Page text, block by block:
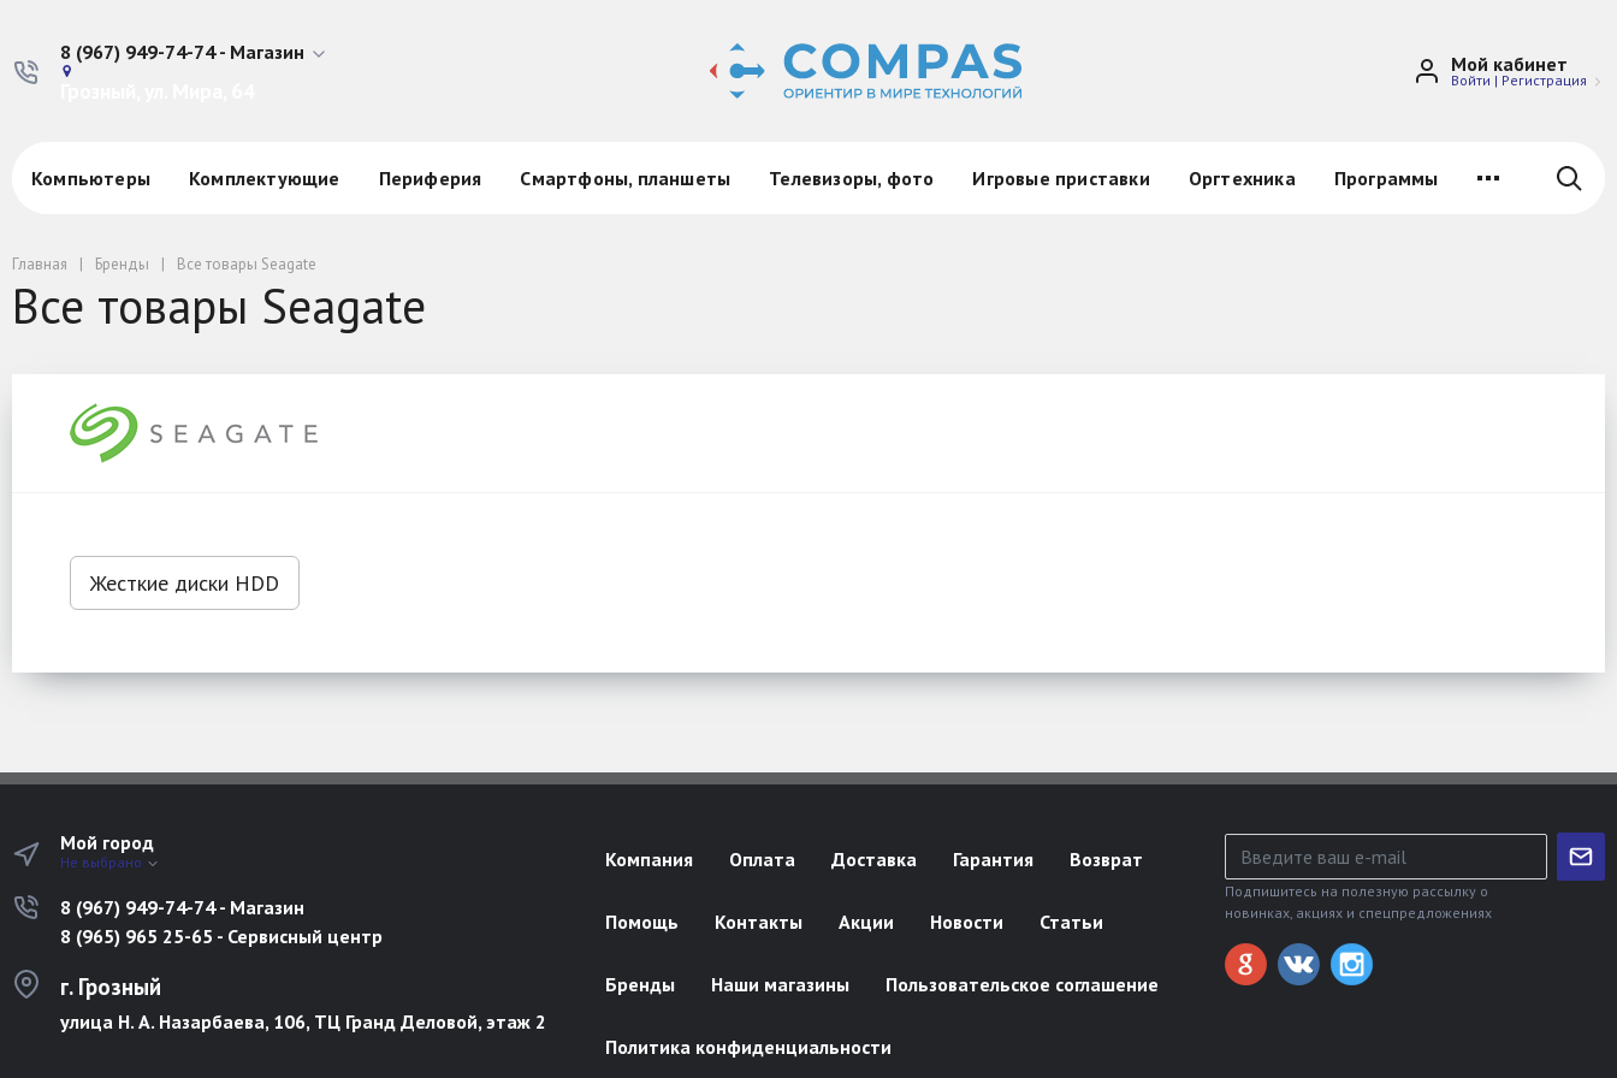
8 (967) 949-74-74 - Магазин Мой кабинет
Войти | Регистрация
Компьютеры Комплектующие Периферия Смартфоны, планшеты Телевизоры, фото Игровые приставки Оргтехника Программы
Главная Бренды Все товары Seagate
Все товары Seagate
Жесткие диски HDD
Мой город
Не выбрано
8 (967) 949-74-74 - Магазин
8 (965) 965 25-65 - Сервисный центр
г. Грозный
улица Н. А. Назарбаева, 106, ТЦ Гранд Деловой, этаж 2
Компания Оплата Доставка Гарантия Возврат
Помощь Контакты Акции Новости Статьи
Бренды Наши магазины Пользовательское соглашение
Политика конфиденциальности
Подпишитесь на полезную рассылку о
новинках, акциях и спецпредложениях